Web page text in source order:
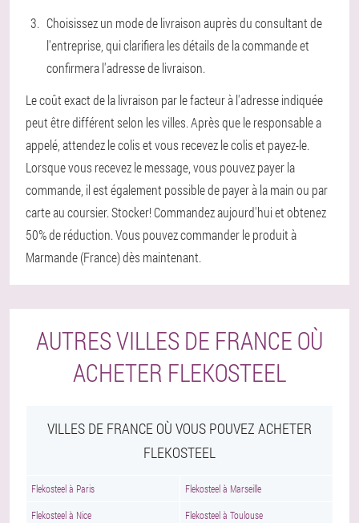
Choisissez un mode de livraison auprès du consultant de
l'entreprise, qui clarifiera les détails de la commande et
confirmera l'adresse de livraison.
Le coût exact de la livraison par le facteur à l'adresse indiquée
peut être différent selon les villes. Après que le responsable a
appelé, attendez le colis et vous recevez le colis et payez-le.
Lorsque vous recevez le message, vous pouvez payer la
commande, il est également possible de payer à la main ou par
carte au coursier. Stocker! Commandez aujourd'hui et obtenez
50% de réduction. Vous pouvez commander le produit à
Marmande (France) dès maintenant.
AUTRES VILLES DE FRANCE OÙ
ACHETER FLEKOSTEEL
VILLES DE FRANCE OÙ VOUS POUVEZ ACHETER
FLEKOSTEEL
Flekosteel à Paris Flekosteel à Marseille
Flekosteel à Nice Flekosteel à Toulouse